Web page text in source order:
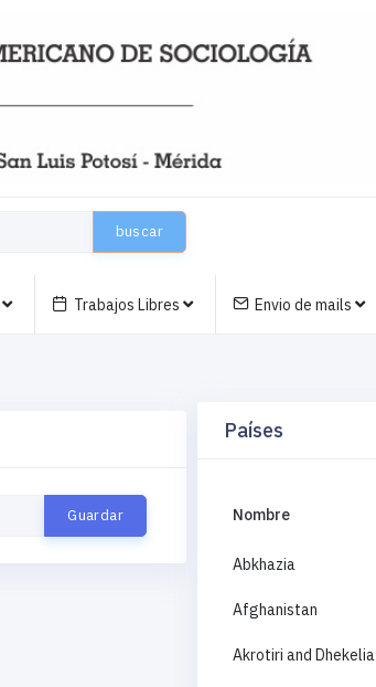
buscar
Trabajos Libres Envio de mails
Países
Nombre
Abkhazia
Afghanistan
Akrotiri and Dhekelia